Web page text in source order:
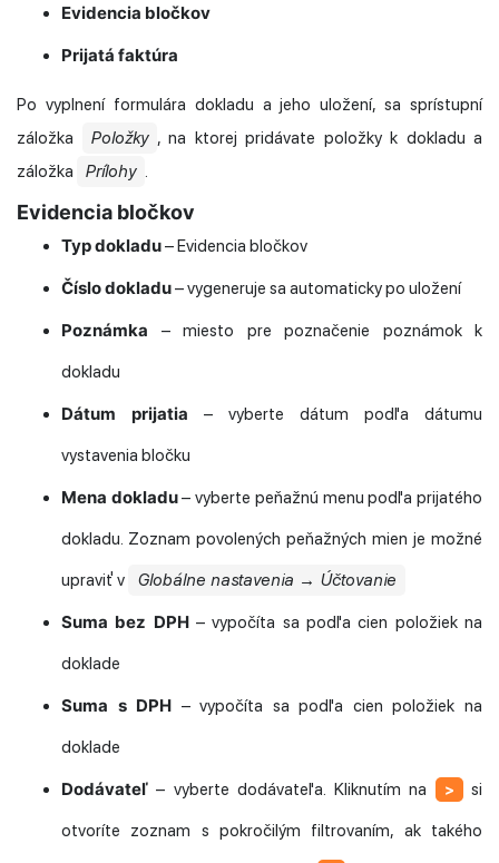
Evidencia bločkov
Prijatá faktúra
Po vyplnení formulára dokladu a jeho uložení, sa sprístupní
záložka
Položky , na ktorej pridávate položky k dokladu a
záložka
Prílohy .
Evidencia bločkov
Typ dokladu– Evidencia bločkov
Číslo dokladu– vygeneruje sa automaticky po uložení
Poznámka – miesto pre poznačenie poznámok k
dokladu
Dátum prijatia – vyberte dátum podľa dátumu
vystavenia bločku
Mena dokladu– vyberte peňažnú menu podľa prijatého
dokladu. Zoznam povolených peňažných mien je možné
upraviť v Globálne nastavenia → Účtovanie
Suma bez DPH– vypočíta sa podľa cien položiek na
doklade
Suma s DPH – vypočíta sa podľa cien položiek na
doklade
Dodávateľ – vyberte dodávateľa. Kliknutím na > si
otvoríte zoznam s pokročilým filtrovaním, ak takého